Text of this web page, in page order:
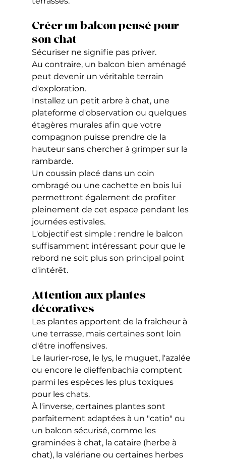
Créer un balcon pensé pour
son chat
Sécuriser ne signifie pas priver.
Au contraire, un balcon bien aménagé
peut devenir un véritable terrain
d'exploration.
Installez un petit arbre à chat, une
plateforme d'observation ou quelques
étagères murales afin que votre
compagnon puisse prendre de la
hauteur sans chercher à grimper sur la
rambarde.
Un coussin placé dans un coin
ombragé ou une cachette en bois lui
permettront également de profiter
pleinement de cet espace pendant les
journées estivales.
L'objectif est simple : rendre le balcon
suffisamment intéressant pour que le
rebord ne soit plus son principal point
d'intérêt.
Attention aux plantes
décoratives
Les plantes apportent de la fraîcheur à
une terrasse, mais certaines sont loin
d'être inoffensives.
Le laurier-rose, le lys, le muguet, l'azalée
ou encore le dieffenbachia comptent
parmi les espèces les plus toxiques
pour les chats.
À l'inverse, certaines plantes sont
parfaitement adaptées à un "catio" ou
un balcon sécurisé, comme les
graminées à chat, la cataire (herbe à
chat), la valériane ou certaines herbes